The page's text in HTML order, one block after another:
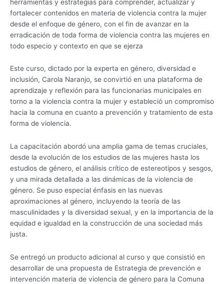
herramientas y estrategias para comprender, actualizar y
fortalecer contenidos en materia de violencia contra la mujer
desde el enfoque de género, con el fin de avanzar en la
erradicación de toda forma de violencia contra las mujeres en
todo especio y contexto en que se ejerza
Este curso, dictado por la experta en género, diversidad e
inclusión, Carola Naranjo, se convirtió en una plataforma de
aprendizaje y reflexión para las funcionarias municipales en
torno a la violencia contra la mujer y estableció un compromiso
hacia la comuna en cuanto a prevención y tratamiento de esta
forma de violencia.
La capacitación abordó una amplia gama de temas cruciales,
desde la evolución de los estudios de las mujeres hasta los
estudios de género, el análisis crítico de estereotipos y sesgos,
y una mirada detallada a las dinámicas de la violencia de
género. Se puso especial énfasis en las nuevas
aproximaciones al género, incluyendo la teoría de las
masculinidades y la diversidad sexual, y en la importancia de la
equidad e igualdad en la construcción de una sociedad más
justa.
Se entregó un producto adicional al curso y que consistió en
desarrollar de una propuesta de Estrategia de prevención e
intervención materia de violencia de género para la Comuna